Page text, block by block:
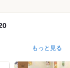
もっと見る